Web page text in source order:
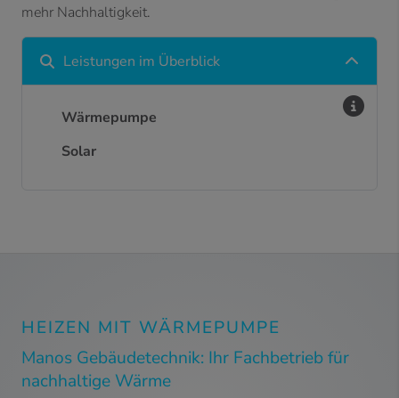
mehr Nachhaltigkeit.
Leistungen im Überblick
Wärmepumpe
Solar
HEIZEN MIT WÄRMEPUMPE
Manos Gebäudetechnik: Ihr Fachbetrieb für
nachhaltige Wärme